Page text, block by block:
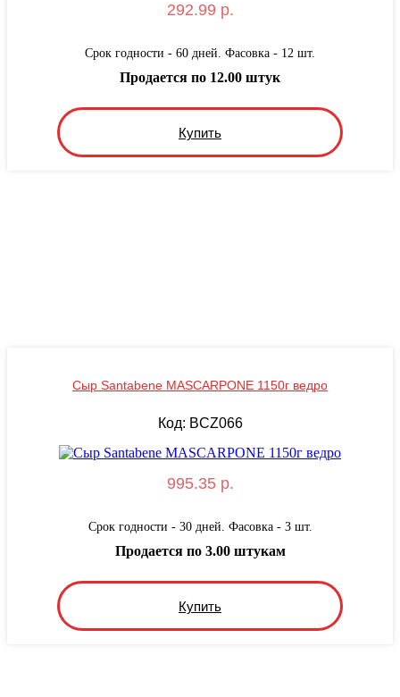
292.99 р.
Срок годности - 60 дней. Фасовка - 12 шт.
Купить
Продается по 12.00 штук
Сыр Santabene MASCARPONE 1150г ведро
Код: BCZ066
995.35 р.
Срок годности - 30 дней. Фасовка - 3 шт.
Купить
Продается по 3.00 штукам